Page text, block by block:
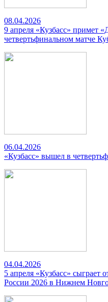
08.04.2026
9 апреля «Кузбасс» примет
четвертьфинальном матче
06.04.2026
«Кузбасс» вышел в
04.04.2026
5 апреля «Кузбасс» сыграет
России 2026 в Нижнем